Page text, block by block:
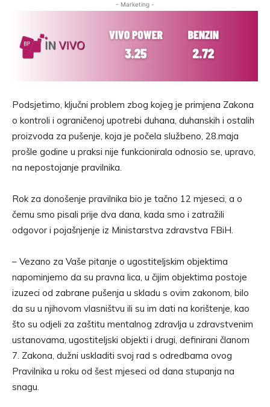
- Marketing -
Podsjetimo, ključni problem zbog kojeg je primjena Zakona
o kontroli i ograničenoj upotrebi duhana, duhanskih i ostalih
proizvoda za pušenje, koja je počela službeno, 28.maja
prošle godine u praksi nije funkcionirala odnosio se, upravo,
na nepostojanje pravilnika.
Rok za donošenje pravilnika bio je tačno 12 mjeseci, a o
čemu smo pisali prije dva dana, kada smo i zatražili
odgovor i pojašnjenje iz Ministarstva zdravstva FBiH.
– Vezano za Vaše pitanje o ugostiteljskim objektima
napominjemo da su pravna lica, u čijim objektima postoje
izuzeci od zabrane pušenja u skladu s ovim zakonom, bilo
da su u njihovom vlasništvu ili su im dati na korištenje, kao
što su odjeli za zaštitu mentalnog zdravlja u zdravstvenim
ustanovama, ugostiteljski objekti i drugi, definirani članom
7. Zakona, dužni uskladiti svoj rad s odredbama ovog
Pravilnika u roku od šest mjeseci od dana stupanja na
snagu.